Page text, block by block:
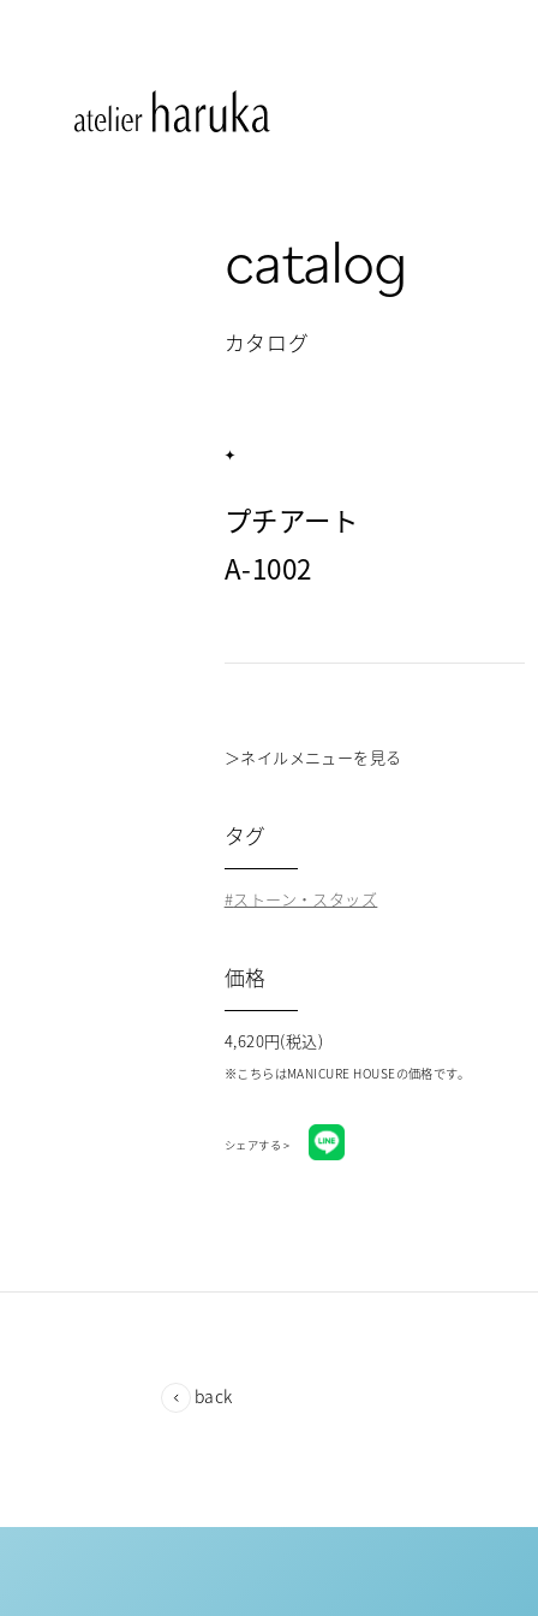
catalog
カタログ
プチアート
A-1002
＞ネイルメニューを見る
タグ
ストーン・スタッズ
価格
4,620円(税込)
※こちらはMANICURE HOUSEの価格です。
シェアする >
back